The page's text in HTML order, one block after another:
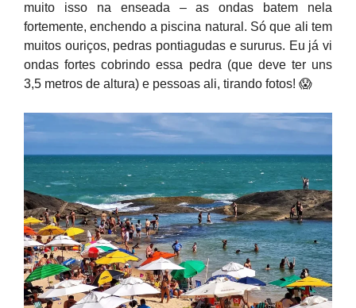
muito isso na enseada – as ondas batem nela
fortemente, enchendo a piscina natural. Só que ali tem
muitos ouriços, pedras pontiagudas e sururus. Eu já vi
ondas fortes cobrindo essa pedra (que deve ter uns
3,5 metros de altura) e pessoas ali, tirando fotos! 😱